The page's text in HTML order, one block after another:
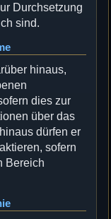
Durchsetzung
sind.
hinaus,
dies zur
über das
dürfen er
sofern
Bereich